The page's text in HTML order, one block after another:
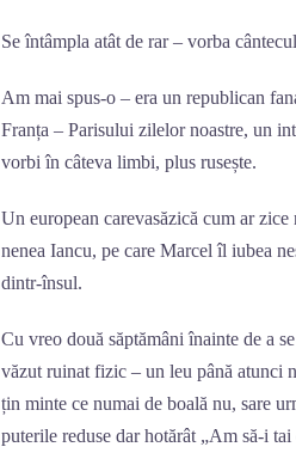
Se întâmpla atât de rar – vorba
Am mai spus-o – era un republican
Franța – Parisului zilelor noastre, un
vorbi în câteva limbi, plus rusește.
Un european carevasăzică cum ar
nenea Iancu, pe care Marcel îl iubea
dintr-însul.
Cu vreo două săptămâni înainte de a
văzut ruinat fizic – un leu până atunci
țin minte ce numai de boală nu, sare
puterile reduse dar hotărât „Am să-i